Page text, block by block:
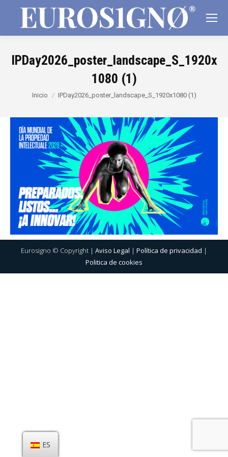
IPDay2026_poster_landscape_S_1920x
1080 (1)
Estás aquí:
Inicio IPDay2026_poster_landscape_S_1920x1080 (1)
Eurosigno © Copyright | Aviso Legal | Política de privacidad |
Politica de cookies
ES